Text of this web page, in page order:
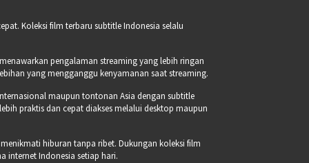
Koleksi film terbaru subtitle Indonesia selalu
pengalaman streaming yang lebih ringan
yang mengganggu kenyamanan saat streaming.
maupun tontonan Asia dengan subtitle
praktis dan cepat diakses melalui desktop maupun
hiburan tanpa ribet. Dukungan koleksi film
internet Indonesia setiap hari.